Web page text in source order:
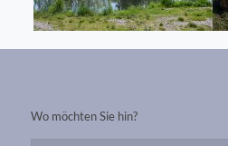
Wo möchten Sie hin?